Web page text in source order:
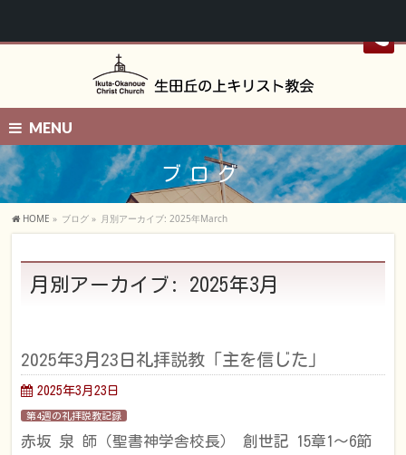
MENU
ブログ
HOME » ブログ » 月別アーカイブ: 2025年March
月別アーカイブ: 2025年3月
2025年3月23日礼拝説教「主を信じた」
2025年3月23日
第4週の礼拝説教記録
赤坂 泉 師（聖書神学舎校長） 創世記 15章1～6節